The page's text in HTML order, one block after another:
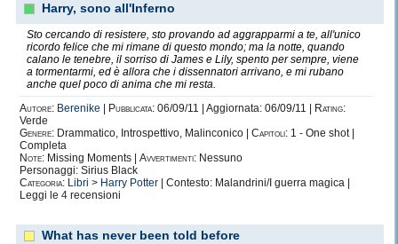
Harry, sono all'Inferno
Sto cercando di resistere, sto provando ad aggrapparmi a te, all'unico
ricordo felice che mi rimane di questo mondo; ma la notte, quando
calano le tenebre, il sorriso di James e Lily, spento per sempre, viene
a tormentarmi, ed è allora che i dissennatori arrivano, e mi rubano
anche quel poco di anima che mi resta.
Autore: Berenike Pubblicata: 06/09/11 | Aggiornata: 06/09/11 |
Rating:
Verde
Genere: Drammatico, Introspettivo, Malinconico | Capitoli: 1 - One shot |
Completa
Note: Missing Moments | Avvertimenti: Nessuno
Personaggi: Sirius Black
Categoria: Libri > Harry Potter | Contesto: Malandrini/I guerra magica |
Leggi le 4 recensioni
What has never been told before